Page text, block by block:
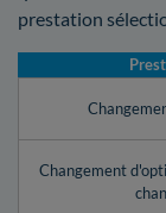
prestation
Changement